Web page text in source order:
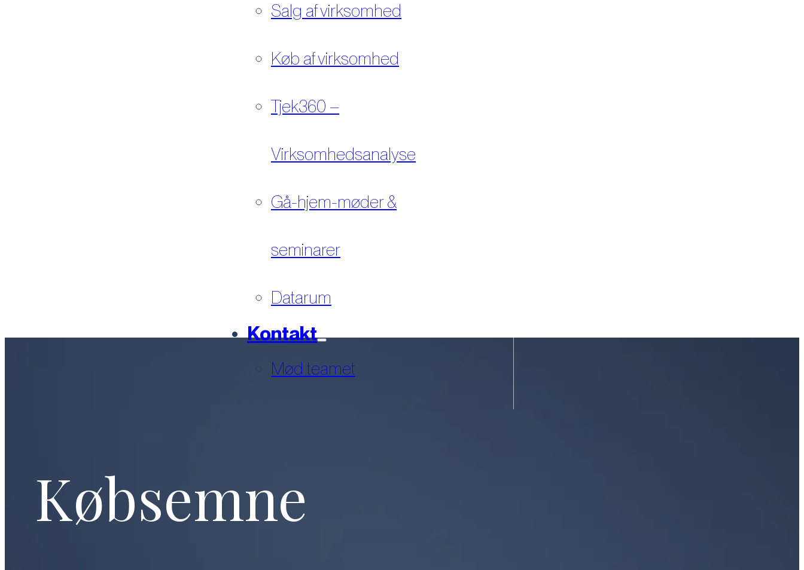
Salg af virksomhed
Køb af virksomhed
Tjek360 –
Virksomhedsanalyse
Gå-hjem-møder &
seminarer
Datarum
Kontakt
Mød teamet
Købsemne